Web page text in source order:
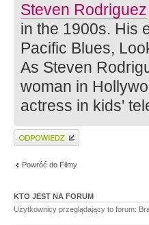
Steven Rodriguez
in the 1900s. His
Pacific Blues,
As Steven
woman in
actress in kids'
Wyślij odpowiedź
Powróć do Filmy
KTO JEST NA FORUM
Użytkownicy przeglądający to forum: